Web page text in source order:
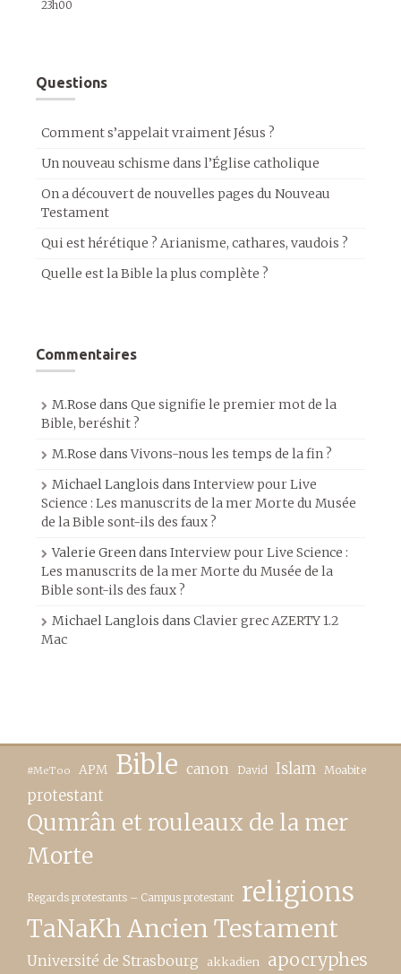
23h00
Questions
Comment s’appelait vraiment Jésus ?
Un nouveau schisme dans l’Église catholique
On a découvert de nouvelles pages du Nouveau
Testament
Qui est hérétique ? Arianisme, cathares, vaudois ?
Quelle est la Bible la plus complète ?
Commentaires
M.Rose dans Que signifie le premier mot de la
Bible, beréshit ?
M.Rose dansVivons-nous les temps de la fin ?
Michael Langlois dans Interview pour Live
Science : Les manuscrits de la mer Morte du Musée
de la Bible sont-ils des faux ?
Valerie Greendans Interview pour Live Science :
Les manuscrits de la mer Morte du Musée de la
Bible sont-ils des faux ?
Michael Langlois dans Clavier grec AZERTY 1.2
Mac
#MeToo APM Bible canon David Islam Moabite
protestant
Qumrân et rouleaux de la mer
Morte
Regards protestants – Campus protestant religions
TaNaKh Ancien Testament
Université de Strasbourg akkadien apocryphes